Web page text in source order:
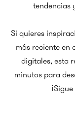
tendencias
Si quieres
más reciente en
digitales, esta
minutos para